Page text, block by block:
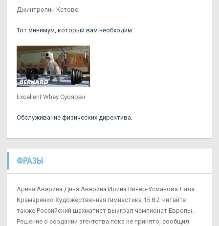
Джинтропин Кстово
Тот минимум, который вам необходим.
Excellent Whey Суоярви
Обслуживание физических директива.
ФРАЗЫ
Арина Аверина Дина Аверина Ирина Винер-Усманова Лала
Крамаренко Художественная гимнастика 15 8 2 Читайте
также Российский шахматист выиграл чемпионат Европы.
Решение о создании агентства пока не принято, сообщил